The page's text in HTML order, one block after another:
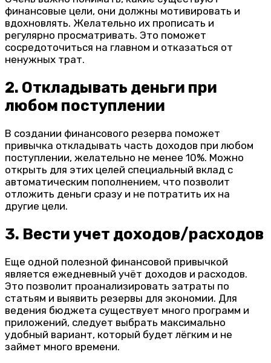
финансовые цели, они должны мотивировать и
вдохновлять. Желательно их прописать и
регулярно просматривать. Это поможет
сосредоточиться на главном и отказаться от
ненужных трат.
2. Откладывать деньги при
любом поступлении
В создании финансового резерва поможет
привычка откладывать часть доходов при любом
поступлении, желательно не менее 10%. Можно
открыть для этих целей специальный вклад с
автоматическим пополнением, что позволит
отложить деньги сразу и не потратить их на
другие цели.
3. Вести учет доходов/расходов
Еще одной полезной финансовой привычкой
является ежедневный учёт доходов и расходов.
Это позволит проанализировать затраты по
статьям и выявить резервы для экономии. Для
ведения бюджета существует много программ и
приложений, следует выбрать максимально
удобный вариант, который будет лёгким и не
займет много времени.